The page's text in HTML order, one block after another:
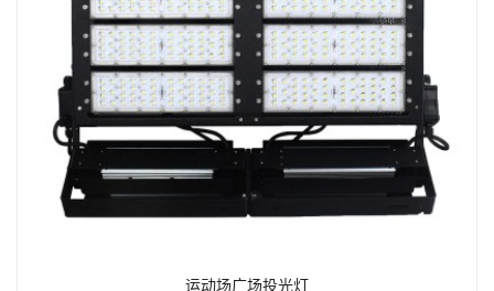
运动场广场投光灯